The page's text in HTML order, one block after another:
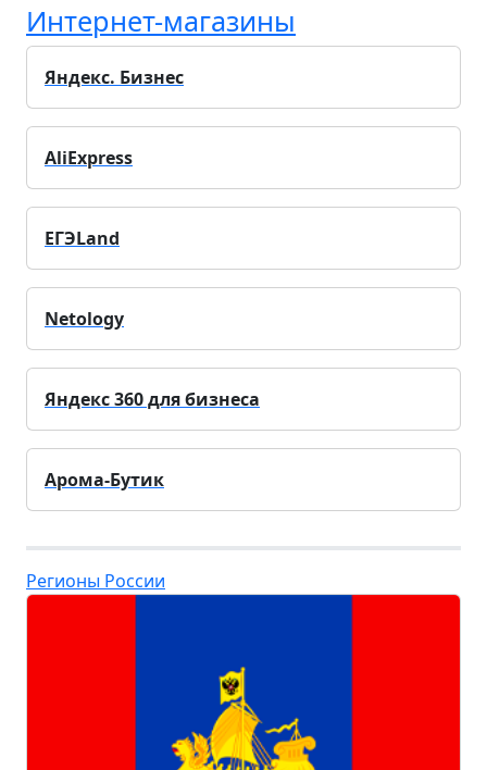
Интернет-магазины
Яндекс. Бизнес
AliExpress
ЕГЭLand
Netology
Яндекс 360 для бизнеса
Арома-Бутик
Регионы России